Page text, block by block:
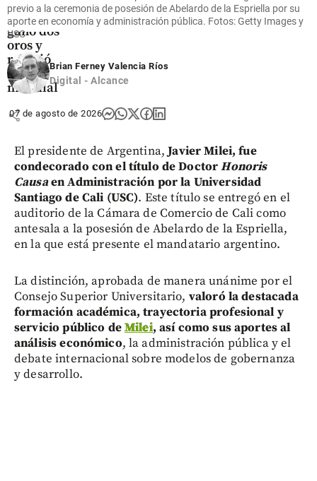
López
ganó dos
oros y
rompió
récord
mundial
share
previo a la ceremonia de posesión de Abelardo de la Espriella por su
aporte en economía y administración pública. Fotos: Getty Images y
USC
Brian Ferney Valencia Ríos
Digital - Alcance
07 de agosto de 2026
El presidente de Argentina,Javier Milei, fue
condecorado con el título de DoctorHonoris
Causaen Administración por la Universidad
Santiago de Cali (USC). Este título se entregó en el
auditorio de la Cámara de Comercio de Cali como
antesala a la posesión de Abelardo de la Espriella,
en la que está presente el mandatario argentino.
La distinción, aprobada de manera unánime por el
Consejo Superior Universitario, valoró la destacada
formación académica, trayectoria profesional y
servicio público deMilei, así como sus aportes al
análisis económico, la administración pública y el
debate internacional sobre modelos de gobernanza
y desarrollo.